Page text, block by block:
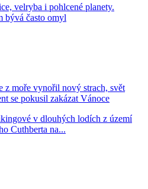
velryba i pohlcené planety.
bývá často omyl
z moře vynořil nový strach, svět
se pokusil zakázat Vánoce
v dlouhých lodích z území
Cuthberta na...